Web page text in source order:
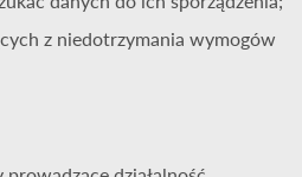
z niedotrzymania wymogów